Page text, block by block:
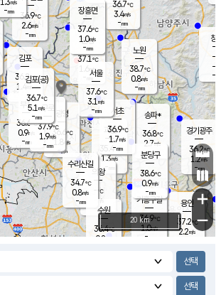
과천
35.4℃
1.3m/s
- mm
용인
37.2℃
2.2m/s
경기광주
36.2℃
1.2m/s
-mm
36.9℃
2.6m/s
-mm
창
-
-m/
-
m/s
-mm
의왕
- ℃
m/s
mm
김포
36.2℃
1.4 m/s
mm
광명
36.6 ℃
1.8 m/s
-mm
부천
36.6℃
0.9m/s
-mm
구로
37.9℃
1.9m/s
-mm
은평
37.1℃
1.6 m/s
- mm
노원
38.7℃
0.8m/s
-mm
송파*
36.8℃
2.7m/s
-mm
서초
36.9℃
1.7m/s
-mm
36.7℃
3.4m/s
-mm
기흥구갈
36.9℃
1.0m/s
-
수리산길
34.7℃
0.8m/s
-mm
분당구
38.6℃
0.9m/s
-mm
장흥면
37.6℃
1.0m/s
-mm
김포(공)
36.7℃
5.1 m/s
-mm
수원
36.4℃
0.8 m/s
서울
37.6℃
3.1 m/s
-mm
+
−
20 km